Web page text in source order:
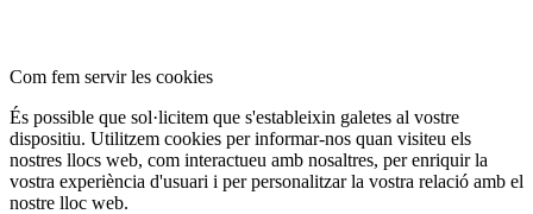
Com fem servir les cookies
És possible que sol·licitem que s'estableixin galetes al vostre
dispositiu. Utilitzem cookies per informar-nos quan visiteu els
nostres llocs web, com interactueu amb nosaltres, per enriquir la
vostra experiència d'usuari i per personalitzar la vostra relació amb el
nostre lloc web.